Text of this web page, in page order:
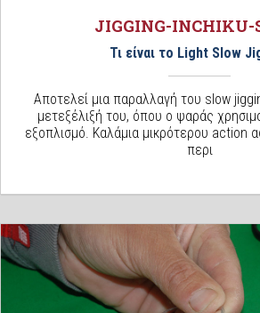
JIGGING-INCHIKU-
Τι είναι το Light Slow
Αποτελεί μια παραλλαγή του slow
μετεξέλιξή του, όπου ο ψαράς
εξοπλισμό. Καλάμια μικρότερου action
περι